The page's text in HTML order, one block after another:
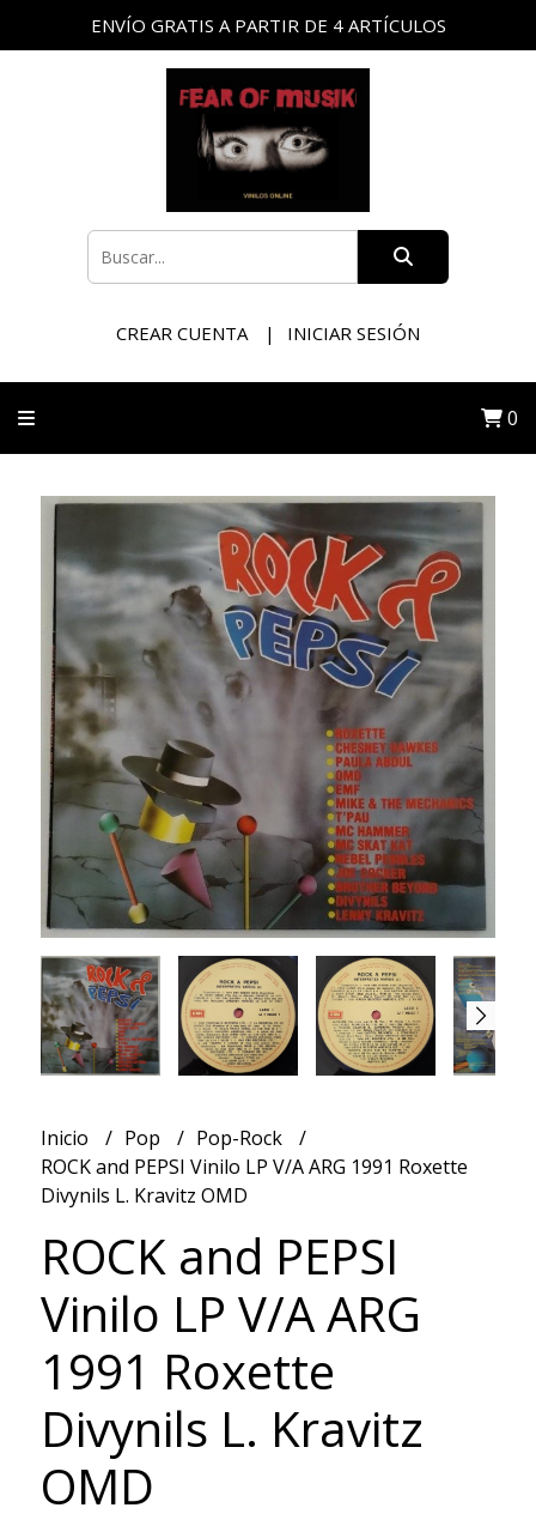
ENVÍO GRATIS A PARTIR DE 4 ARTÍCULOS
CREAR CUENTA INICIAR SESIÓN
0
Inicio Pop
Pop-Rock
ROCK and PEPSI Vinilo LP V/A ARG 1991 Roxette
Divynils L. Kravitz OMD
ROCK and PEPSI
Vinilo LP V/A ARG
1991 Roxette
Divynils L. Kravitz
OMD